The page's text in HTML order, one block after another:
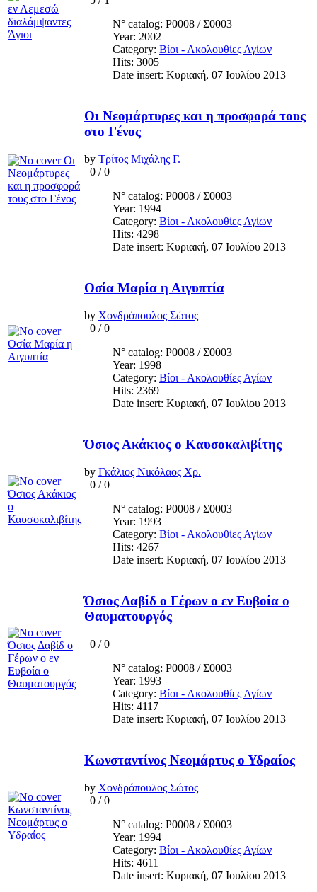
N° catalog: Ρ0008 / Σ0003
Year: 2002
Category: Βίοι - Ακολουθίες Αγίων
Hits: 3005
Date insert: Κυριακή, 07 Ιουλίου 2013
Οι Νεομάρτυρες και η προσφορά τους
στο Γένος
by Τρίτος Μιχάλης Γ.
0 /0
N° catalog: Ρ0008 / Σ0003
Year: 1994
Category: Βίοι - Ακολουθίες Αγίων
Hits: 4298
Date insert: Κυριακή, 07 Ιουλίου 2013
Οσία Μαρία η Αιγυπτία
by Χονδρόπουλος Σώτος
0 /0
N° catalog: Ρ0008 / Σ0003
Year: 1998
Category: Βίοι - Ακολουθίες Αγίων
Hits: 2369
Date insert: Κυριακή, 07 Ιουλίου 2013
Όσιος Ακάκιος ο Καυσοκαλιβίτης
by Γκάλιος Νικόλαος Χρ.
0 /0
N° catalog: Ρ0008 / Σ0003
Year: 1993
Category: Βίοι - Ακολουθίες Αγίων
Hits: 4267
Date insert: Κυριακή, 07 Ιουλίου 2013
Όσιος Δαβίδ ο Γέρων ο εν Ευβοία ο
Θαυματουργός
0 /0
N° catalog: Ρ0008 / Σ0003
Year: 1993
Category: Βίοι - Ακολουθίες Αγίων
Hits: 4117
Date insert: Κυριακή, 07 Ιουλίου 2013
Κωνσταντίνος Νεομάρτυς ο Υδραίος
by Χονδρόπουλος Σώτος
0 /0
N° catalog: Ρ0008 / Σ0003
Year: 1994
Category: Βίοι - Ακολουθίες Αγίων
Hits: 4611
Date insert: Κυριακή, 07 Ιουλίου 2013